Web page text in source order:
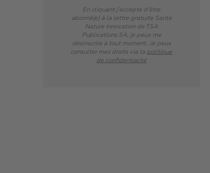
En cliquant j’accepte d’être
abonné(e) à la lettre gratuite Santé
Nature Innovation de TSA
Publications SA, je peux me
désinscrire à tout moment. Je peux
consulter mes droits via la politique
de confidentialité